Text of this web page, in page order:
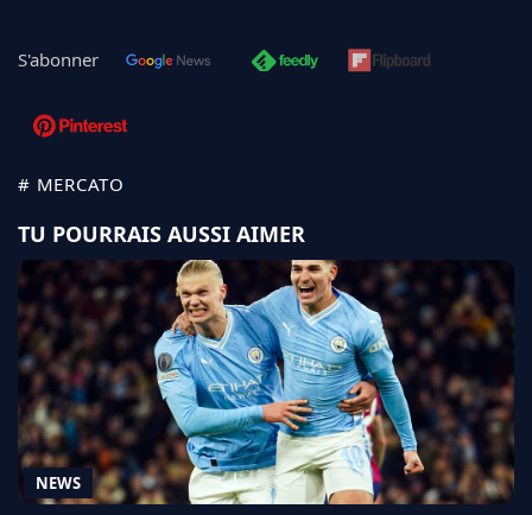
S'abonner
# MERCATO
TU POURRAIS AUSSI AIMER
NEWS